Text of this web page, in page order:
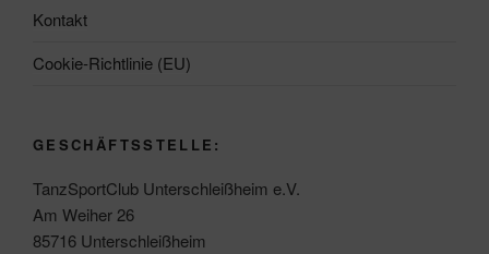
Kontakt
Cookie-Richtlinie (EU)
GESCHÄFTSSTELLE:
TanzSportClub Unterschleißheim e.V.
Am Weiher 26
85716 Unterschleißheim